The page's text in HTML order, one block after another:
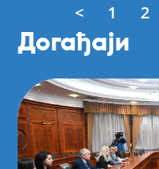
< 1 2
Догађаји